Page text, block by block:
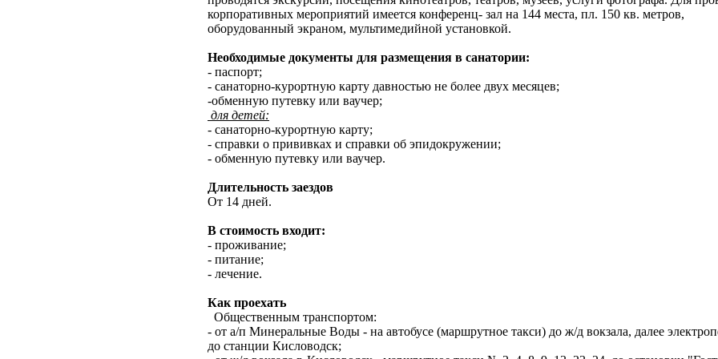
корпоративных мероприятий имеется конференц- зал на 144 места, пл. 150 кв. метров,
оборудованный экраном, мультимедийной установкой.
Необходимые документы для размещения в санатории:
- паспорт;
- санаторно-курортную карту давностью не более двух месяцев;
-обменную путевку или ваучер;
для детей:
- санаторно-курортную карту;
- справки о прививках и справки об эпидокружении;
- обменную путевку или ваучер.
Длительность заездов
От 14 дней.
В стоимость входит:
- проживание;
- питание;
- лечение.
Как проехать
Общественным транспортом:
- от а/п Минеральные Воды - на автобусе (маршрутное такси) до ж/д вокзала, далее
до станции Кисловодск;